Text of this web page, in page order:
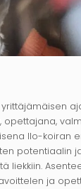
opettajana,
Ilo-koiran
potentiaalin
liekkiin.
ja